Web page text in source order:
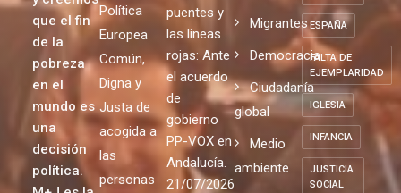
mundo
más justo
y creemos
que el fin
en el
mundo es
una
repite
Por una
Política
Europea
Común,
Digna y
Justa de
acogida a
31/07/2026
Entre los
puentes y
las líneas
rojas: Ante
el acuerdo
de
gobierno
Justicia
Pobreza
Migrantes
Democracia
Ciudadanía
global
EMPLEO
AGRARIO
ESPAÑA
FALTA DE
EJEMPLARIDAD
IGLESIA